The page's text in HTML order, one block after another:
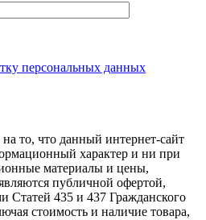
персональных данных
то, что данный интернет-сайт
характер и ни при
материалы и цены,
публичной офертой,
Статей 435 и 437 Гражданского
стоимость и наличие товара,